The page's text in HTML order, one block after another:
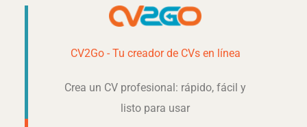
CV2Go - Tu creador de CVs en línea
Crea un CV profesional: rápido, fácil y
listo para usar